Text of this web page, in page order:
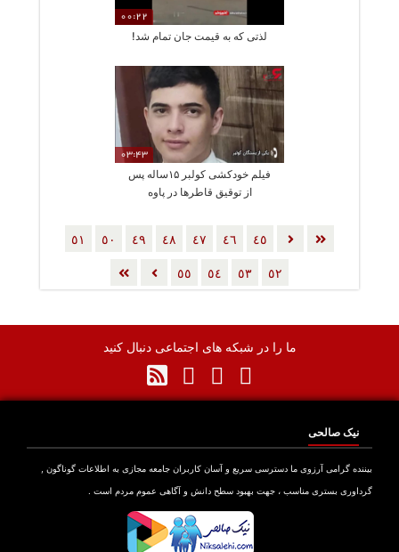
00:22
لذتی که به قیمت جان تمام شد!
03:43
فیلم خودکشی کولبر ۱۵ساله پس
از توقیق قاطرها در پاوه
٤٥ ٤٦ ٤٧ ٤٨ ٤٩ ٥٠ ٥١
٥٢ ٥٣ ٥٤ ٥٥
ما را در شبکه های اجتماعی دنبال کنید
نیک صالحی
بیننده گرامی آرزوی ما دسترسی سریع و آسان کاربران جامعه مجازی به اطلاعات گوناگون ,
گرداوری بستری مناسب ، جهت بهبود سطح دانش و آگاهی عموم مردم است .